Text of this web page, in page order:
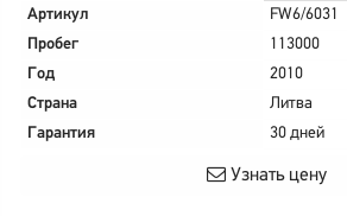
Артикул
FW6/6031
Пробег
113000
Год
2010
Страна
Литва
Гарантия
30 дней
Узнать цену